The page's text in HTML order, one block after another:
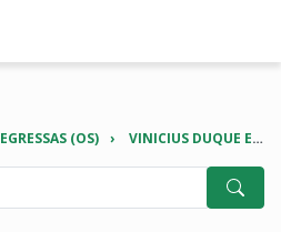
EGRESSAS (OS) VINICIUS DUQUE ESTRADA VARGAS